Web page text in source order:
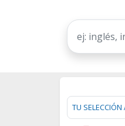
TU SELECCIÓN